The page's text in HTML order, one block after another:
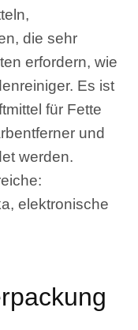
die sehr
erfordern, wie
Es ist
für Fette
und
werden.
elektronische